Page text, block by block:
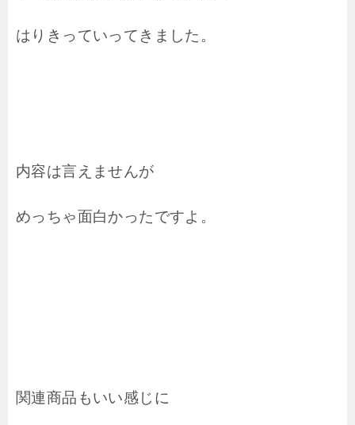
はりきっていってきました。
内容は言えませんが
めっちゃ面白かったですよ。
関連商品もいい感じに